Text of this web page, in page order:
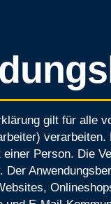
gilt für alle
Person. Die
Der